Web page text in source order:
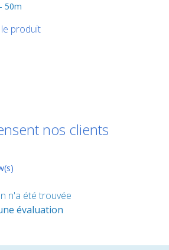
50m
produit
nos clients
n'a été trouvée
évaluation